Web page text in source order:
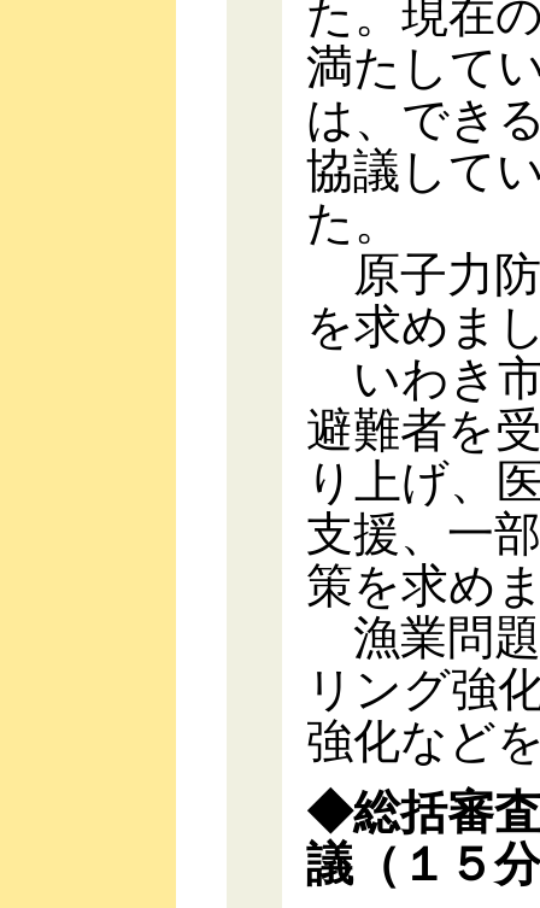
た。現在
満たして
は、でき
協議して
た。
原子力
を求めま
いわき
避難者を
り上げ、
支援、一
策を求め
漁業問
リング強
強化など
◆総括審
議（１５